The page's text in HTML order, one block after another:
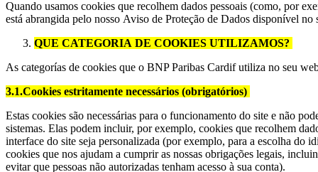
Quando usamos cookies que recolhem dados pessoais (como, por
está abrangida pelo nosso Aviso de Proteção de Dados disponível
QUE CATEGORIA DE COOKIES UTILIZAMOS?
As categorías de cookies que o BNP Paribas Cardif utiliza no seu
3.1.Cookies estritamente necessários (obrigatórios)
Estas cookies são necessárias para o funcionamento do site e não
sistemas. Elas podem incluir, por exemplo, cookies que recolhem
interface do site seja personalizada (por exemplo, para a escolha do
cookies que nos ajudam a cumprir as nossas obrigações legais,
evitar que pessoas não autorizadas tenham acesso à sua conta).